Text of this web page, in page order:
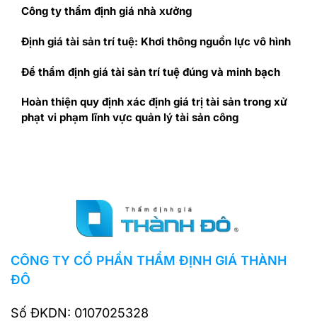
Công ty thẩm định giá nhà xưởng
Định giá tài sản trí tuệ: Khơi thông nguồn lực vô hình
Để thẩm định giá tài sản trí tuệ đúng và minh bạch
Hoàn thiện quy định xác định giá trị tài sản trong xử
phạt vi phạm lĩnh vực quản lý tài sản công
CÔNG TY CỔ PHẦN THẨM ĐỊNH GIÁ THÀNH
ĐÔ
Số ĐKDN: 0107025328